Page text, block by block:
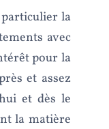
particulier la
avec
pour la
et assez
et dès le
la matière